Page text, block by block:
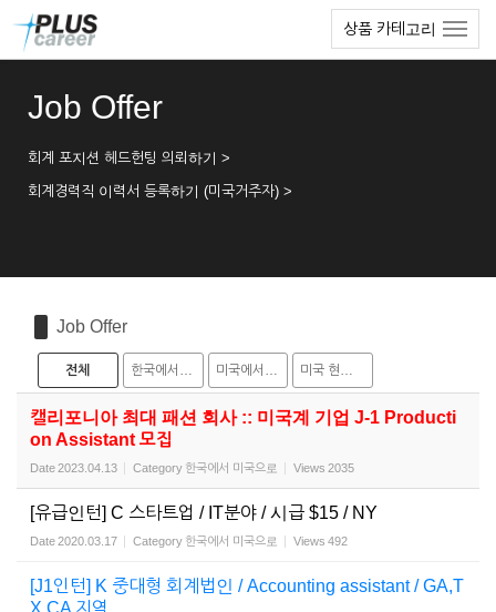
상품 카테고리
Job Offer
회계 포지션 헤드헌팅 의뢰하기 >
회계경력직 이력서 등록하기 (미국거주자) >
Job Offer
전체 한국에서 미국으로 미국에서 한국으로 미국 현지 채용
캘리포니아 최대 패션 회사 :: 미국계 기업 J-1 Producti
on Assistant 모집
Date2023.04.13 Category 한국에서 미국으로 Views 2035
[유급인턴] C 스타트업 / IT분야 / 시급 $15 / NY
Date2020.03.17 Category 한국에서 미국으로 Views 492
[J1인턴] K 중대형 회계법인 / Accounting assistant / GA,T
X,CA 지역